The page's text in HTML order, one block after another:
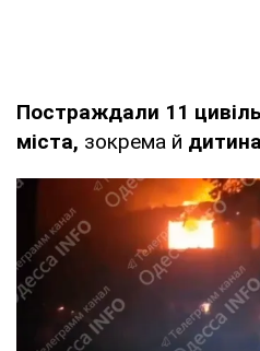
Постраждали 11
міста, зокрема й